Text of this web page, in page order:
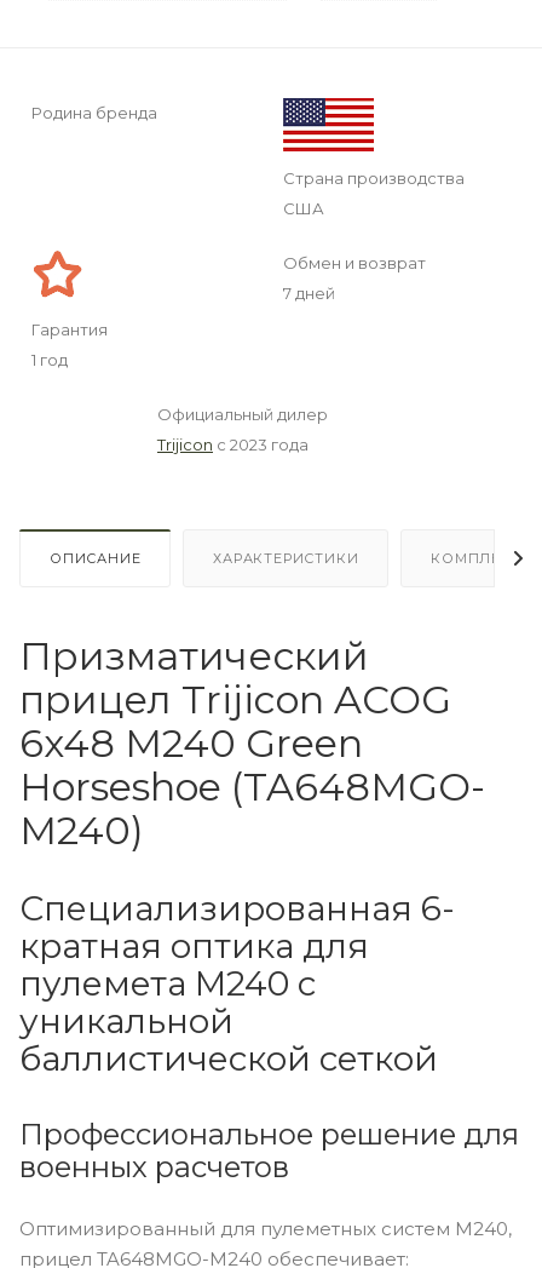
Родина бренда
Страна производства
США
Гарантия
1 год
Обмен и возврат
7 дней
Официальный дилер
Trijicon с 2023 года
ОПИСАНИЕ ХАРАКТЕРИСТИКИ
Призматический
прицел Trijicon ACOG
6x48 M240 Green
Horseshoe (TA648MGO-
M240)
Специализированная 6-
кратная оптика для
пулемета M240 с
уникальной
баллистической сеткой
Профессиональное решение для
военных расчетов
Оптимизированный для пулеметных систем M240,
прицел TA648MGO-M240 обеспечивает: